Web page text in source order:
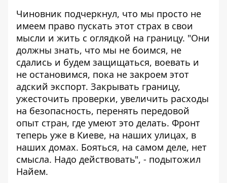
Чиновник подчеркнул, что мы просто не
имеем право пускать этот страх в свои
мысли и жить с оглядкой на границу. "Они
должны знать, что мы не боимся, не
сдались и будем защищаться, воевать и
не остановимся, пока не закроем этот
адский экспорт. Закрывать границу,
ужесточить проверки, увеличить расходы
на безопасность, перенять передовой
опыт стран, где умеют это делать. Фронт
теперь уже в Киеве, на наших улицах, в
наших домах. Бояться, на самом деле, нет
смысла. Надо действовать", - подытожил
Найем.